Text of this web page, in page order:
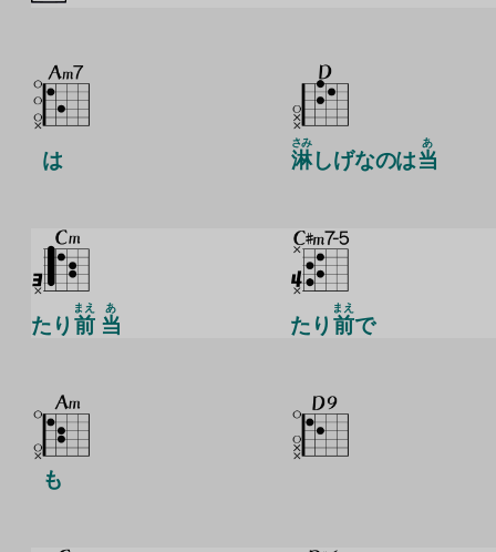
は 淋
さみ
しげなのは当
あ
たり 前
まえ
当
あ
たり 前
まえ
で
も